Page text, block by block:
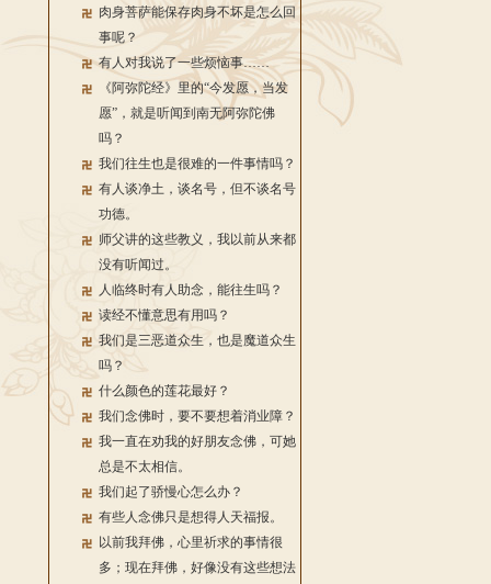
肉身菩萨能保存肉身不坏是怎么回
事呢？
有人对我说了一些烦恼事……
《阿弥陀经》里的“今发愿，当发
愿”，就是听闻到南无阿弥陀佛
吗？
我们往生也是很难的一件事情吗？
有人谈净土，谈名号，但不谈名号
功德。
师父讲的这些教义，我以前从来都
没有听闻过。
人临终时有人助念，能往生吗？
读经不懂意思有用吗？
我们是三恶道众生，也是魔道众生
吗？
什么颜色的莲花最好？
我们念佛时，要不要想着消业障？
我一直在劝我的好朋友念佛，可她
总是不太相信。
我们起了骄慢心怎么办？
有些人念佛只是想得人天福报。
以前我拜佛，心里祈求的事情很
多；现在拜佛，好像没有这些想法